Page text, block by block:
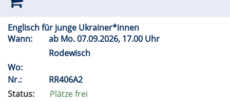
Englisch für junge Ukrainer*innen
Wann:
ab Mo.07.09.2026, 17.00 Uhr
Rodewisch
Wo:
Nr.:
RR406A2
Status:
Plätze frei